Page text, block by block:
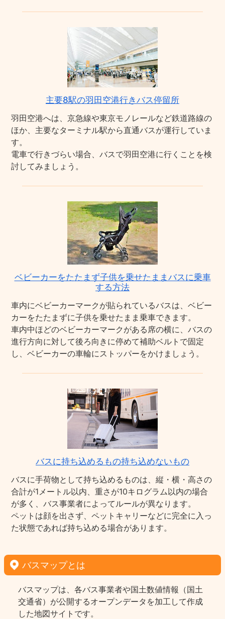
主要8駅の羽田空港行きバス停留所
羽田空港へは、京急線や東京モノレールなど鉄道路線の
ほか、主要なターミナル駅から直通バスが運行していま
す。
電車で行きづらい場合、バスで羽田空港に行くことを検
討してみましょう。
ベビーカーをたたまず子供を乗せたままバスに乗車
する方法
車内にベビーカーマークが貼られているバスは、ベビー
カーをたたまずに子供を乗せたまま乗車できます。
車内中ほどのベビーカーマークがある席の横に、バスの
進行方向に対して後ろ向きに停めて補助ベルトで固定
し、ベビーカーの車輪にストッパーをかけましょう。
バスに持ち込めるもの持ち込めないもの
バスに手荷物として持ち込めるものは、縦・横・高さの
合計が1メートル以内、重さが10キログラム以内の場合
が多く、バス事業者によってルールが異なります。
ペットは顔を出さず、ペットキャリーなどに完全に入っ
た状態であれば持ち込める場合があります。
バスマップとは
バスマップは、各バス事業者や国土数値情報（国土
交通省）が公開するオープンデータを加工して作成
した地図サイトです。